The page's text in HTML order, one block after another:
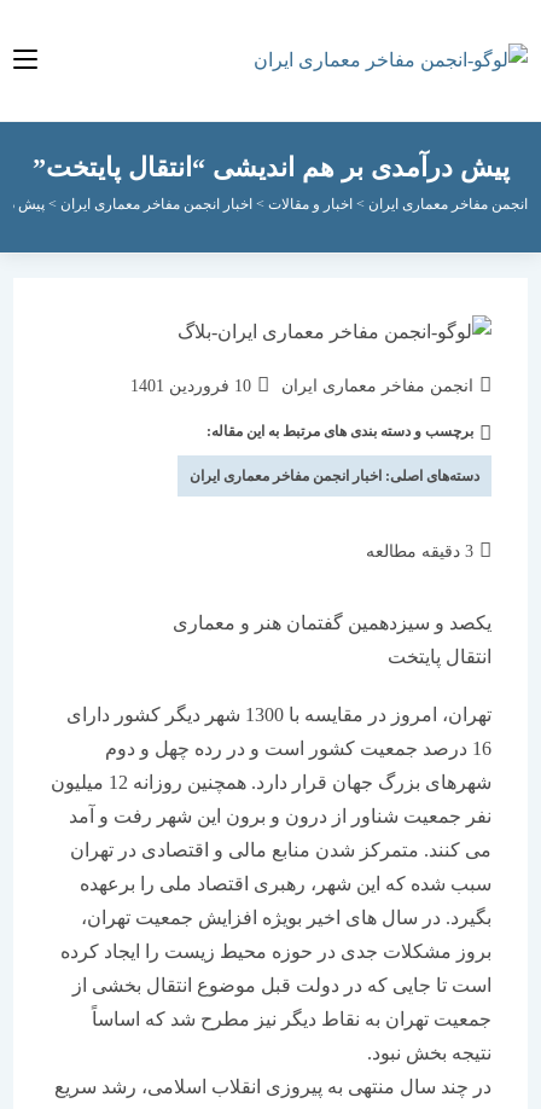
درآمدی بر هم اندیشی “انتقال پایتخت”
مفاخر معماری ایران > اخبار و مقالات>اخبار انجمن مفاخر معماری ایران > پیش درآمدی بر
انجمن مفاخر معماری ایران
نوشته
شده
است:
10 فروردین 1401
برچسب و دسته بندی های مرتبط به این مقاله:
دسته‌های اصلی:اخبار انجمن مفاخر معماری ایران
یکصد و سیزدهمین گفتمان هنر و معماری
انتقال پایتخت
تهران، امروز در مقایسه با 1300 شهر دیگر کشور دارای
16 درصد جمعیت کشور است و در رده چهل و دوم
شهرهای بزرگ جهان قرار دارد. همچنین روزانه 12 میلیون
نفر جمعیت شناور از درون و برون این شهر رفت و آمد
می کنند. متمرکز شدن منابع مالی و اقتصادی در تهران
سبب شده که این شهر، رهبری اقتصاد ملی را برعهده
بگیرد. در سال های اخیر بویژه افزایش جمعیت تهران،
بروز مشکلات جدی در حوزه محیط زیست را ایجاد کرده
است تا جایی که در دولت قبل موضوع انتقال بخشی از
جمعیت تهران به نقاط دیگر نیز مطرح شد که اساساً
نتیجه بخش نبود.
در چند سال منتهی به پیروزی انقلاب اسلامی، رشد سریع